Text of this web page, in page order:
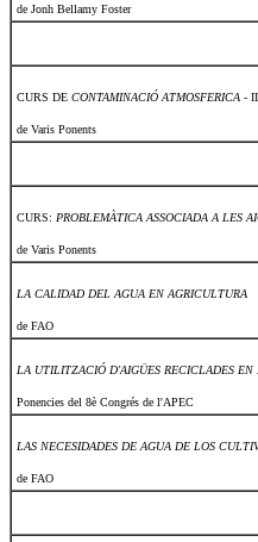
de Jonh Bellamy Foster
CURS DE CONTAMINACIÓ ATMOSFERICA -
de Varis Ponents
CURS: PROBLEMÀTICA ASSOCIADA A LES
de Varis Ponents
LA CALIDAD DEL AGUA EN AGRICULTURA
de FAO
LA UTILITZACIÓ D'AIGÜES RECICLADES EN
Ponencies del 8è Congrés de l'APEC
LAS NECESIDADES DE AGUA DE LOS
de FAO